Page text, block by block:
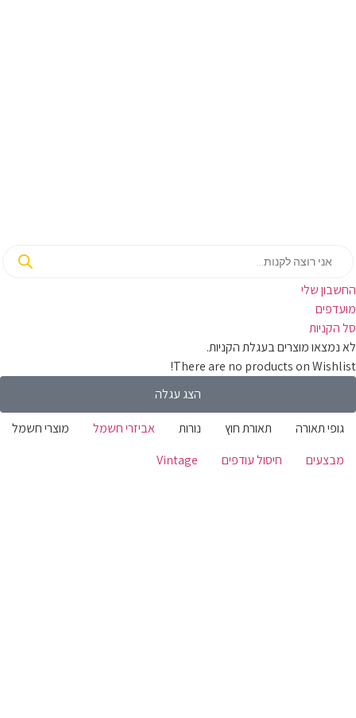
שלי‬
מוצרים בעגלת הקניות.
There are no products on
הצג עגלה
תאורה תאורת חוץ נורות אביזרי חשמל
מוצרי חשמל
חיסול עודפים Vintage